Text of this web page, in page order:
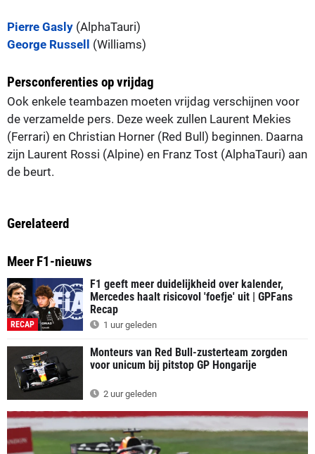
Pierre Gasly (AlphaTauri)
George Russell (Williams)
Persconferenties op vrijdag
Ook enkele teambazen moeten vrijdag verschijnen voor
de verzamelde pers. Deze week zullen Laurent Mekies
(Ferrari) en Christian Horner (Red Bull) beginnen. Daarna
zijn Laurent Rossi (Alpine) en Franz Tost (AlphaTauri) aan
de beurt.
Gerelateerd
Meer F1-nieuws
RECAP
F1 geeft meer duidelijkheid over kalender,
Mercedes haalt risicovol 'foefje' uit | GPFans
Recap
1 uur geleden
Monteurs van Red Bull-zusterteam zorgden
voor unicum bij pitstop GP Hongarije
2 uur geleden